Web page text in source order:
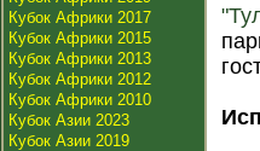
Кубок Африки 2017
Кубок Африки 2015
Кубок Африки 2013
Кубок Африки 2012
Кубок Африки 2010
Кубок Азии 2023
Кубок Азии 2019